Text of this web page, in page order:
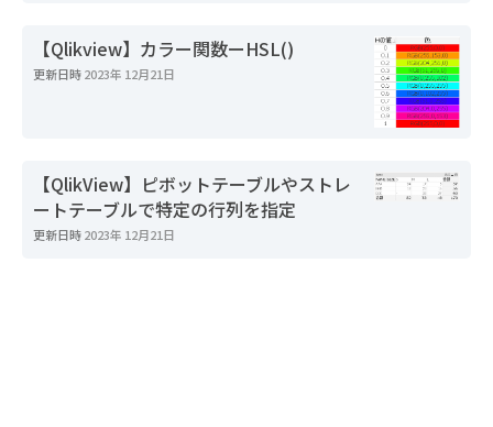
【Qlikview】カラー関数ーHSL()
更新日時2023年 12月21日
【QlikView】ピボットテーブルやストレ
ートテーブルで特定の行列を指定
更新日時2023年 12月21日